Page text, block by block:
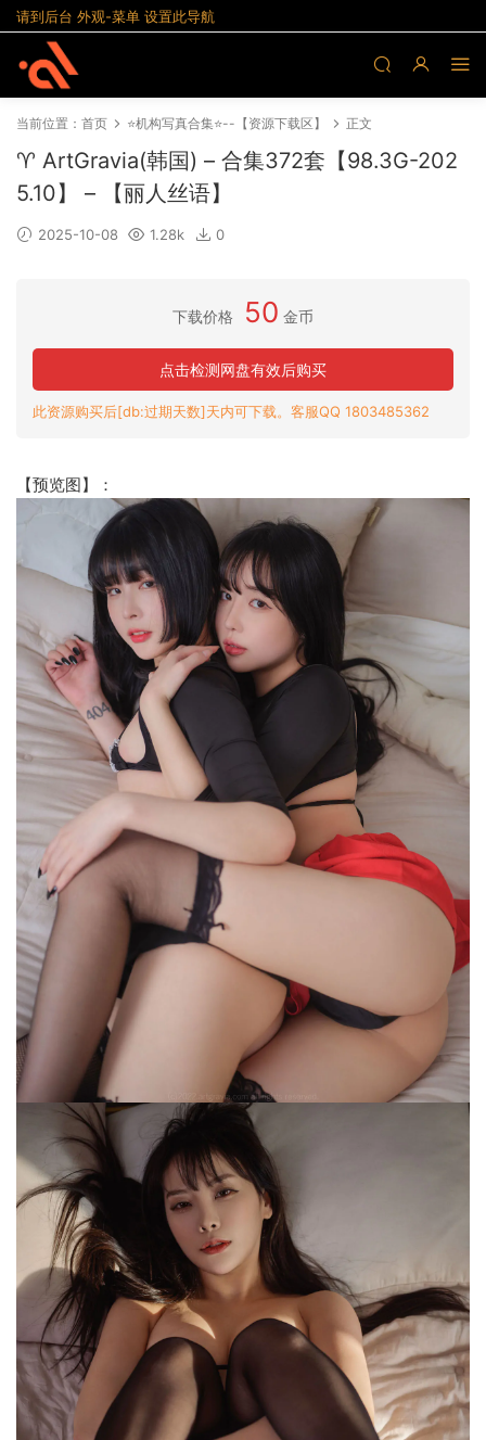
请到后台 外观-菜单 设置此导航
当前位置： 首页 ⭐机构写真合集⭐--【资源下载区】 正文
♈ ArtGravia(韩国) – 合集372套【98.3G-202
5.10】 – 【丽人丝语】
2025-10-08 1.28k 0
下载价格 50 金币
点击检测网盘有效后购买
此资源购买后[db:过期天数]天内可下载。客服QQ 1803485362
【预览图】：